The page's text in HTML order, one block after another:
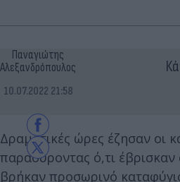
Παναγιώτης
Αλεξανδρόπουλος
10.07.2022 21:58
Δραματικές ώρες έζησαν οι
παρασύροντας ό,τι
βρήκαν προσωρινό